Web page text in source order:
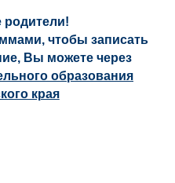
чтобы записать
Вы можете через
образования
края